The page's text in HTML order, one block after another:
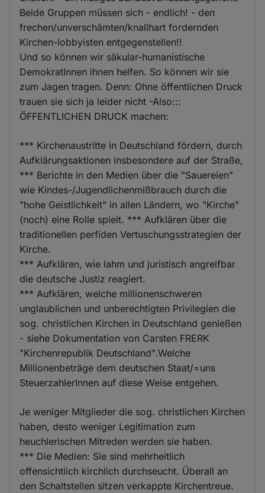
Beide Gruppen müssen sich - endlich! - den
frechen/unverschämten/knallhart fordernden
Kirchen-lobbyisten entgegenstellen!!
Und so können wir säkular-humanistische
DemokratInnen ihnen helfen. So können wir sie
zum Jagen tragen. Denn: Ohne öffentlichen Druck
trauen sie sich ja leider nicht -Also:::
ÖFFENTLICHEN DRUCK machen:
*** Kirchenaustritte in Deutschland fördern, durch
Aufklärungsaktionen insbesondere auf der Straße,
*** Berichte in den Medien über die "Sauereien"
wie Kindes-/Jugendlichenmißbrauch durch die
"hohe Geistlichkeit" in allen Ländern, wo "Kirche"
(noch) eine Rolle spielt. *** Aufklären über die
traditionellen perfiden Vertuschungsstrategien der
Kirche.
*** Aufklären, wie lahm und juristisch angreifbar
die deutsche Justiz reagiert.
*** Aufklären, welche millionenschweren
unglaublichen und unberechtigten Privilegien die
sog. christlichen Kirchen in Deutschland genießen
- siehe Dokumentation von Carsten FRERK
"Kirchenrepublik Deutschland".Welche
Millionenbeträge dem deutschen Staat/=uns
SteuerzahlerInnen auf diese Weise entgehen.
Je weniger Mitglieder die sog. christlichen Kirchen
haben, desto weniger Legitimation zum
heuchlerischen Mitreden werden sie haben.
*** Die Medien: Sie sind mehrheitlich
offensichtlich kirchlich durchseucht. Überall an
den Schaltstellen sitzen verkappte Kirchentreue.